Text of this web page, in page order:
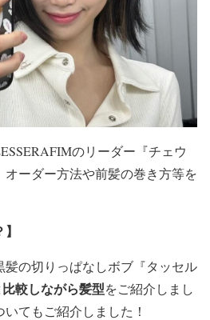
のリーダー『チェウ
オーダー方法や前髪の巻き方等を
の切りっぱなしボブ 『タッセル
較しながら髪型をご紹介しまし
てもご紹介しました！